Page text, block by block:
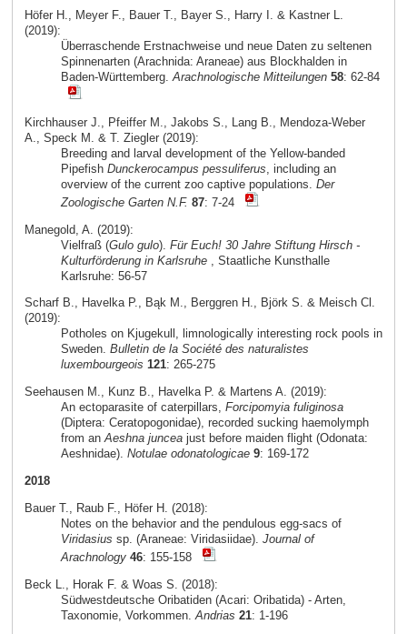
Höfer H., Meyer F., Bauer T., Bayer S., Harry I. & Kastner L.
(2019):
Überraschende Erstnachweise und neue Daten zu seltenen
Spinnenarten (Arachnida: Araneae) aus Blockhalden in
Baden-Württemberg. Arachnologische Mitteilungen 58: 62-84
Kirchhauser J., Pfeiffer M., Jakobs S., Lang B., Mendoza-Weber
A., Speck M. & T. Ziegler (2019):
Breeding and larval development of the Yellow-banded
Pipefish Dunckerocampus pessuliferus , including an
overview of the current zoo captive populations. Der
Zoologische Garten N.F. 87: 7-24
Manegold, A. (2019):
Vielfraß (Gulo gulo). Für Euch! 30 Jahre Stiftung Hirsch -
Kulturförderung in Karlsruhe, Staatliche Kunsthalle
Karlsruhe: 56-57
Scharf B., Havelka P., Bąk M., Berggren H., Björk S. & Meisch Cl.
(2019):
Potholes on Kjugekull, limnologically interesting rock pools in
Sweden. Bulletin de la Société des naturalistes
luxembourgeois 121: 265-275
Seehausen M., Kunz B., Havelka P. & Martens A. (2019):
An ectoparasite of caterpillars, Forcipomyia fuliginosa
(Diptera: Ceratopogonidae), recorded sucking haemolymph
from anAeshna junceajust before maiden flight (Odonata:
Aeshnidae). Notulae odonatologicae 9: 169-172
2018
Bauer T., Raub F., Höfer H. (2018):
Notes on the behavior and the pendulous egg-sacs of
Viridasius sp. (Araneae: Viridasiidae). Journal of
Arachnology 46: 155-158
Beck L., Horak F. & Woas S. (2018):
Südwestdeutsche Oribatiden (Acari: Oribatida) - Arten,
Taxonomie, Vorkommen. Andrias 21: 1-196